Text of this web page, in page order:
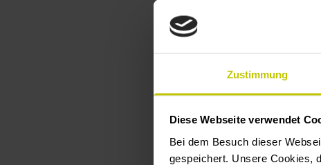
Zustimmung
Diese Webseite verwendet
Bei dem Besuch dieser
gespeichert. Unsere Cookies,